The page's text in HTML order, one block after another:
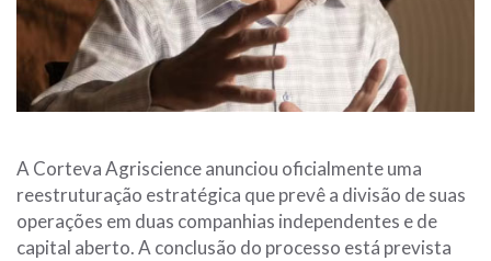
A Corteva Agriscienceanunciou oficialmente uma
reestruturação estratégica que prevê a divisão de suas
operações em duas companhias independentes e de
capital aberto. A conclusão do processo está prevista